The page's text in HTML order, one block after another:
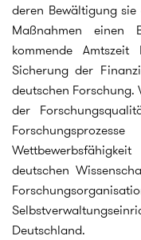
deren Bewältigung
Maßnahmen
kommende
Sicherung der
deutschen
der
deutschen
Deutschland.